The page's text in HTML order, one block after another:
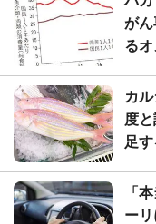
が
るオ
カ
度
足
「
ー